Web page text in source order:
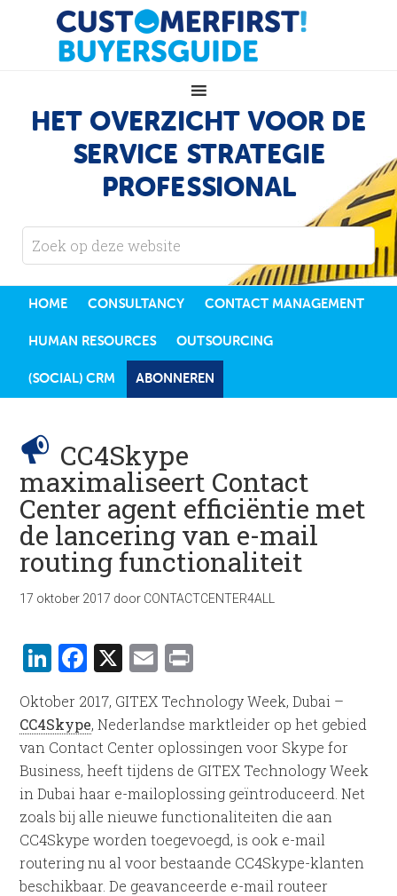
HET OVERZICHT VOOR DE
SERVICE STRATEGIE
PROFESSIONAL
HOME CONSULTANCY CONTACT MANAGEMENT
HUMAN RESOURCES OUTSOURCING
(SOCIAL) CRM ABONNEREN
CC4Skype
maximaliseert Contact
Center agent efficiëntie met
de lancering van e-mail
routing functionaliteit
17 oktober 2017 door CONTACTCENTER4ALL
LinkedIn
Facebook
X Email
Oktober 2017, GITEX Technology Week, Dubai –
CC4Skype, Nederlandse marktleider op het gebied
van Contact Center oplossingen voor Skype for
Business, heeft tijdens de GITEX Technology Week
in Dubai haar e-mailoplossing geïntroduceerd. Net
zoals bij alle nieuwe functionaliteiten die aan
CC4Skype worden toegevoegd, is ook e-mail
routering nu al voor bestaande CC4Skype-klanten
beschikbaar. De geavanceerde e-mail routeer